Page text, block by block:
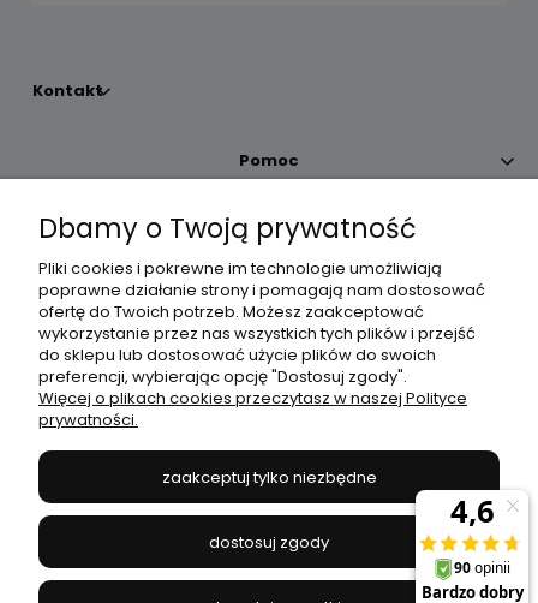
Kontakt
Pomoc
Moje konto
Płatności i dostawa
Informacje
JANEX
669-050-03-43
504 545 749//E-mail:sklep@janexmarket.pl
Dbamy o Twoją prywatność
Pliki cookies i pokrewne im technologie umożliwiają
poprawne działanie strony i pomagają nam dostosować
ofertę do Twoich potrzeb. Możesz zaakceptować
wykorzystanie przez nas wszystkich tych plików i przejść
do sklepu lub dostosować użycie plików do swoich
preferencji, wybierając opcję "Dostosuj zgody".
Więcej o plikach cookies przeczytasz w naszej Polityce
prywatności.
zaakceptuj tylko niezbędne
dostosuj zgody